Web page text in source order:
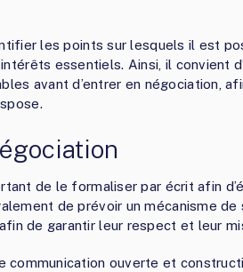
les points sur lesquels il est
essentiels. Ainsi, il convient
avant d’entrer en négociation,
de le formaliser par écrit afin
de prévoir un mécanisme de
de garantir leur respect et leur
communication ouverte et